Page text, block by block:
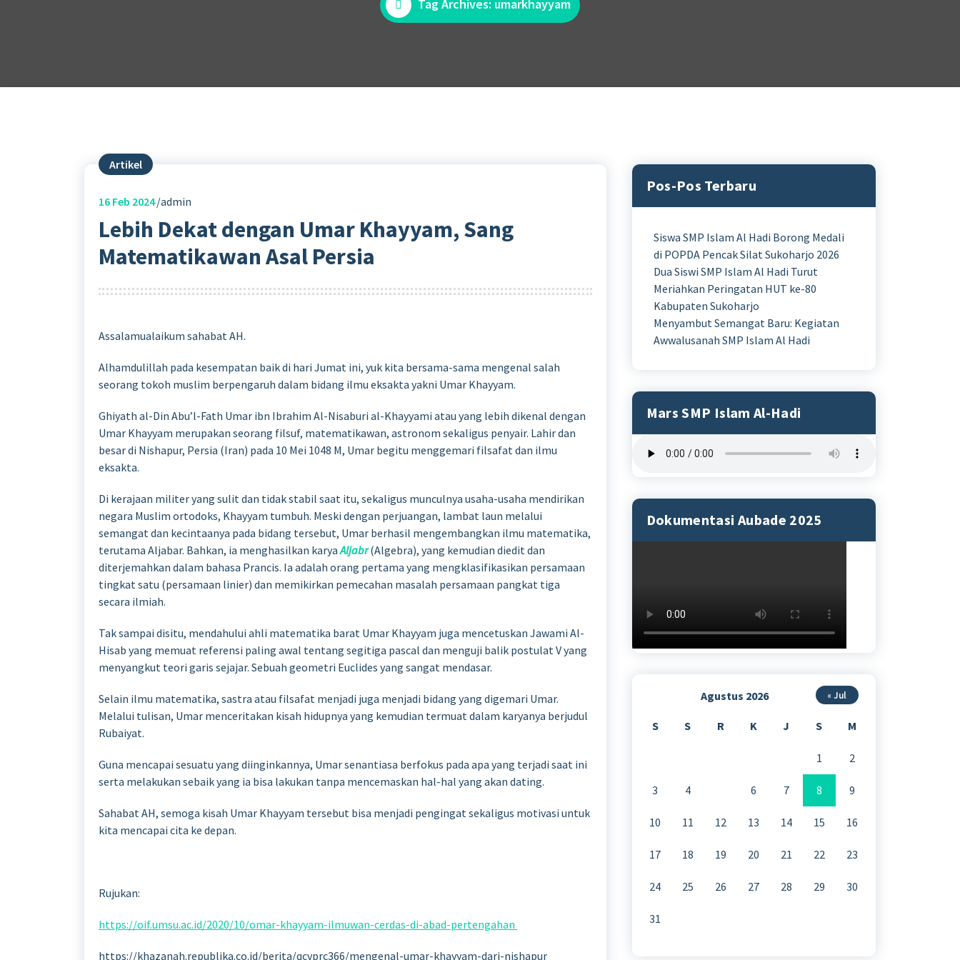
Tag Archives: umarkhayyam
Artikel
16 Feb 2024 admin
Lebih Dekat dengan Umar Khayyam, Sang
Matematikawan Asal Persia
Assalamualaikum sahabat AH.
Alhamdulillah pada kesempatan baik di hari Jumat ini, yuk kita bersama-sama mengenal salah
seorang tokoh muslim berpengaruh dalam bidang ilmu eksakta yakni Umar Khayyam.
Ghiyath al-Din Abu’l-Fath Umar ibn Ibrahim Al-Nisaburi al-Khayyami atau yang lebih dikenal dengan
Umar Khayyam merupakan seorang filsuf, matematikawan, astronom sekaligus penyair. Lahir dan
besar di Nishapur, Persia (Iran) pada 10 Mei 1048 M, Umar begitu menggemari filsafat dan ilmu
eksakta.
Di kerajaan militer yang sulit dan tidak stabil saat itu, sekaligus munculnya usaha-usaha mendirikan
negara Muslim ortodoks, Khayyam tumbuh. Meski dengan perjuangan, lambat laun melalui
semangat dan kecintaanya pada bidang tersebut, Umar berhasil mengembangkan ilmu matematika,
terutama Aljabar. Bahkan, ia menghasilkan karyaAljabr(Algebra), yang kemudian diedit dan
diterjemahkan dalam bahasa Prancis. Ia adalah orang pertama yang mengklasifikasikan persamaan
tingkat satu (persamaan linier) dan memikirkan pemecahan masalah persamaan pangkat tiga
secara ilmiah.
Tak sampai disitu, mendahului ahli matematika barat Umar Khayyam juga mencetuskan Jawami Al-
Hisab yang memuat referensi paling awal tentang segitiga pascal dan menguji balik postulat V yang
menyangkut teori garis sejajar. Sebuah geometri Euclides yang sangat mendasar.
Selain ilmu matematika, sastra atau filsafat menjadi juga menjadi bidang yang digemari Umar.
Melalui tulisan, Umar menceritakan kisah hidupnya yang kemudian termuat dalam karyanya berjudul
Rubaiyat.
Guna mencapai sesuatu yang diinginkannya, Umar senantiasa berfokus pada apa yang terjadi saat ini
serta melakukan sebaik yang ia bisa lakukan tanpa mencemaskan hal-hal yang akan dating.
Sahabat AH, semoga kisah Umar Khayyam tersebut bisa menjadi pengingat sekaligus motivasi untuk
kita mencapai cita ke depan.
Rujukan:
https://oif.umsu.ac.id/2020/10/omar-khayyam-ilmuwan-cerdas-di-abad-pertengahan
https://khazanah.republika.co.id/berita/qcvprc366/mengenal-umar-khayyam-dari-nishapur
Pos-Pos Terbaru
Siswa SMP Islam Al Hadi Borong Medali
di POPDA Pencak Silat Sukoharjo 2026
Dua Siswi SMP Islam Al Hadi Turut
Meriahkan Peringatan HUT ke-80
Kabupaten Sukoharjo
Menyambut Semangat Baru: Kegiatan
Awwalusanah SMP Islam Al Hadi
Mars SMP Islam Al-Hadi
Dokumentasi Aubade 2025
Agustus 2026
S S R K J S M
1 2
3 4 6 7 8 9
10 11 12 13 14 15 16
17 18 19 20 21 22 23
24 25 26 27 28 29 30
31
« Jul